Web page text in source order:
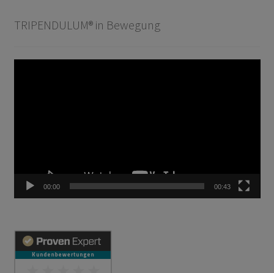
TRIPENDULUM® in Bewegung
00:00 00:43